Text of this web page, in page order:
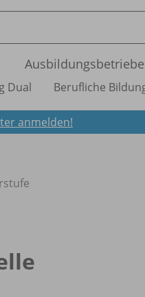
Ausbildungsbetriebe
Dual Berufliche
anmelden!